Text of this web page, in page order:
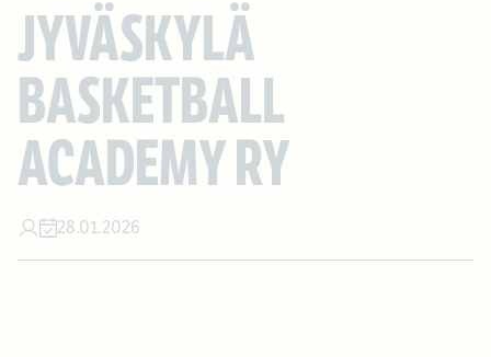
JYVÄSKYLÄ
BASKETBALL
ACADEMY RY
28.01.2026